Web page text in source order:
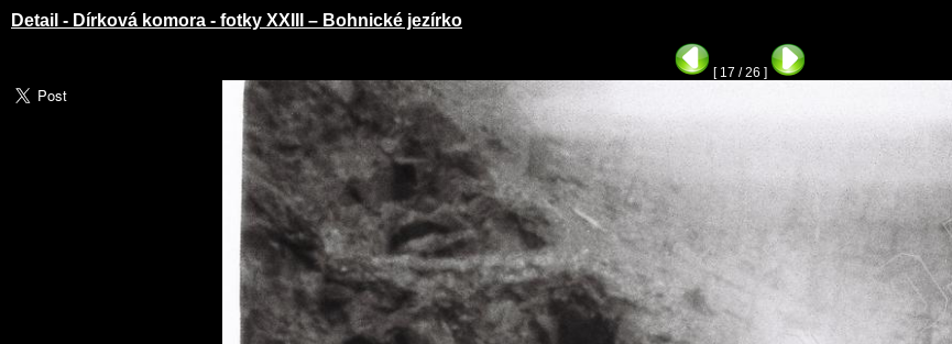
Detail - Dírková komora - fotky XXIII – Bohnické jezírko
[ 17 / 26 ]